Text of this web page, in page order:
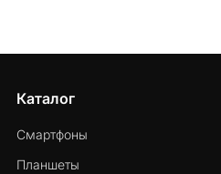
Каталог
Смартфоны
Планшеты